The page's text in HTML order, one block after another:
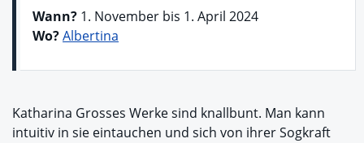
Wann? 1. November bis 1. April 2024
Wo?Albertina
Katharina Grosses Werke sind knallbunt. Man kann
intuitiv in sie eintauchen und sich von ihrer Sogkraft